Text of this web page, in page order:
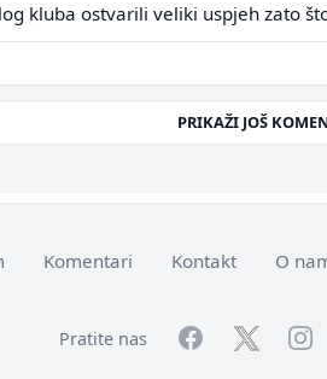
kluba ostvarili veliki uspjeh zato
PRIKAŽI JOŠ
Komentari Kontakt O
Pratite nas FacebookTwitter